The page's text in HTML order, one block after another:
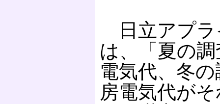
日立アプラ
は、「夏の
電気代、冬
房電気代が